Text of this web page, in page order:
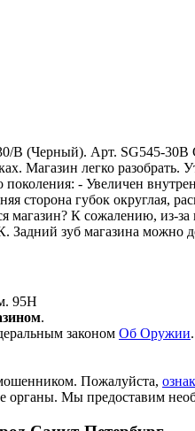
B (Черный). Арт. SG545-
Магазин легко
- Увеличен
сторона губок округлая,
магазин? К сожалению, из-
Задний зуб магазина можно
95Н
.
законом Об Оружии
Пожалуйста,
органы. Мы предоставим